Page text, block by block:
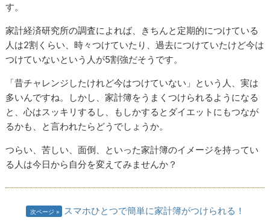
す。
家計経済研究所の調査によれば、きちんと定期的につけている
人は2割くらい、時々つけていたり、過去につけていたけど今は
つけていないという人が5割強だそうです。
「昔チャレンジしたけれど今はつけていない」という人、実は
多いんですね。しかし、家計簿をうまくつけられるようになる
と、心はスッキリするし、もしかするとダイエットにもつなが
るかも、と言われたらどうでしょうか。
つらい、苦しい、面倒、といった家計簿のイメージを持ってい
る人は今日から自分を変えてみませんか？
次ページ スマホひとつで簡単に家計簿がつけられる！